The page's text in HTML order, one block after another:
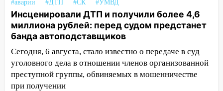
14:26
В Ульяновске ограничат движение
по улице Ефремова
14:23 67% ульяновцев готовы
передумать увольняться, если им
повысят зарплату
14:01 Инсценировали ДТП и получили
более 4,6 миллиона рублей: перед
#аварии #ДТП #СК #УМВД
Инсценировали ДТП и получили более 4,6
миллиона рублей: перед судом предстанет
банда автоподставщиков
Сегодня, 6 августа, стало известно о передаче в суд
уголовного дела в отношении членов организованной
преступной группы, обвиняемых в мошенничестве
при получении